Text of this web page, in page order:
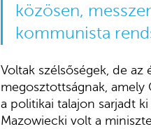
közösen,
kommunista
Voltak szélsőségek, de
megosztottságnak,
a politikai talajon sarjadt
Mazowiecki volt a